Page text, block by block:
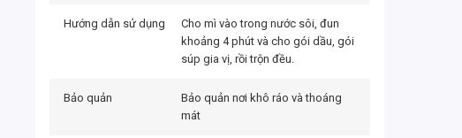
Hướng dẫn sử dụng
Cho mì vào trong nước sôi, đun
khoảng 4 phút và cho gói dầu, gói
súp gia vị, rồi trộn đều.
Bảo quản
Bảo quản nơi khô ráo và thoáng
mát